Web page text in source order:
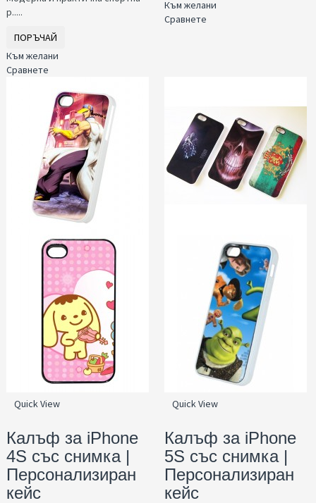
р.....
ПОРЪЧАЙ
Към желани
Сравнете
Към желани
Сравнете
Quick View
Калъф за iPhone
4S със снимка |
Персонализиран
кейс
Quick View
Калъф за iPhone
5S със снимка |
Персонализиран
кейс